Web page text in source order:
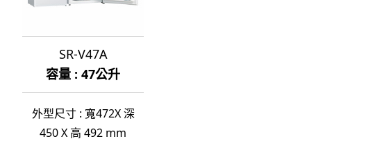
SR-V47A
容量 : 47公升
外型尺寸 : 寬472X 深
450 X 高 492 mm